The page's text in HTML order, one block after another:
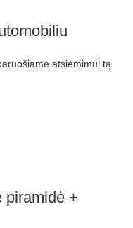
atsiėmimui tą
piramidė +